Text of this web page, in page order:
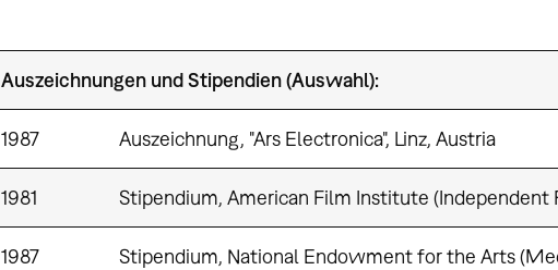
Auszeichnungen und Stipendien (Auswahl):
1987 Auszeichnung, "Ars Electronica", Linz, Austria
1981 Stipendium, American Film Institute (Independent
1987 Stipendium, National Endowment for the Arts